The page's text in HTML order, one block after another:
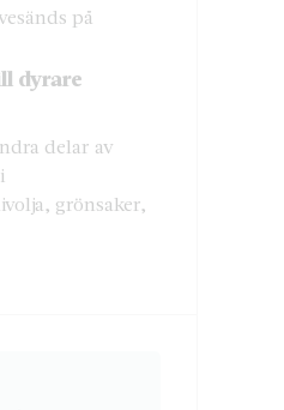
på
dyrare
delar av
grönsaker,